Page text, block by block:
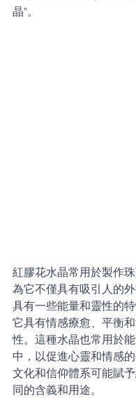
晶"。
紅膠花水晶常用於製作
為它不僅具有吸引人的
具有一些能量和靈性的
它具有情感療愈、平衡
性。這種水晶也常用於
中，以促進心靈和情感
文化和信仰體系可能賦
同的含義和用途。